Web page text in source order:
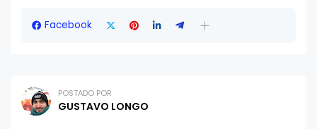
Facebook
POSTADO POR
GUSTAVO LONGO